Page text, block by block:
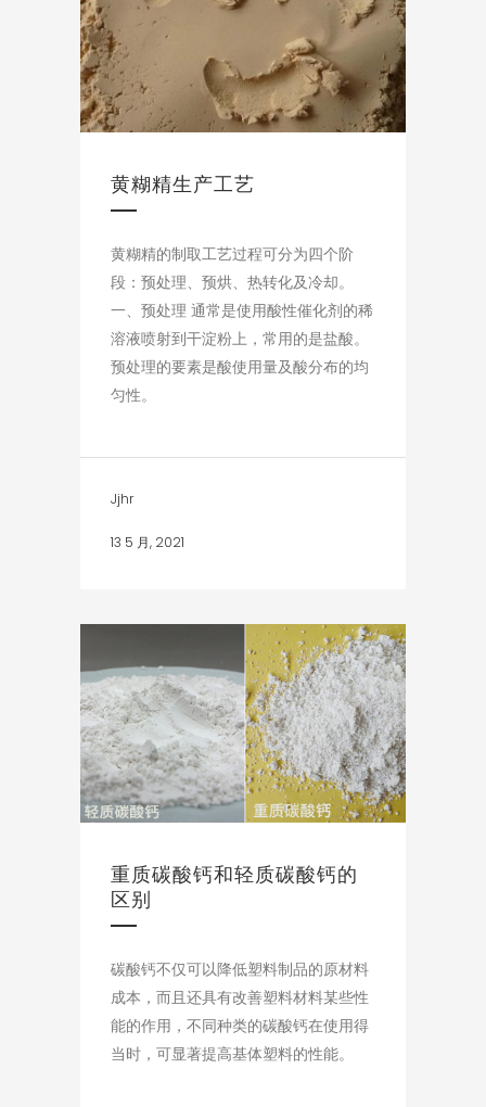
黄糊精生产工艺
黄糊精的制取工艺过程可分为四个阶
段：预处理、预烘、热转化及冷却。
一、预处理 通常是使用酸性催化剂的稀
溶液喷射到干淀粉上，常用的是盐酸。
预处理的要素是酸使用量及酸分布的均
匀性。
Jjhr
13 5 月, 2021
重质碳酸钙和轻质碳酸钙的
区别
碳酸钙不仅可以降低塑料制品的原材料
成本，而且还具有改善塑料材料某些性
能的作用，不同种类的碳酸钙在使用得
当时，可显著提高基体塑料的性能。